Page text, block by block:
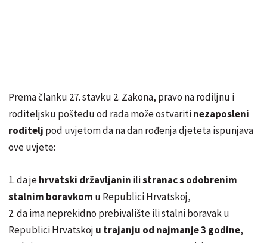
Prema članku 27. stavku 2. Zakona, pravo na rodiljnu i
roditeljsku poštedu od rada može ostvaritinezaposleni
roditelj pod uvjetom da na dan rođenja djeteta ispunjava
ove uvjete:
1. da jehrvatski državljanin ilistranac s odobrenim
stalnim boravkom u Republici Hrvatskoj,
2. da ima neprekidno prebivalište ili stalni boravak u
Republici Hrvatskoj u trajanju od najmanje 3 godine,